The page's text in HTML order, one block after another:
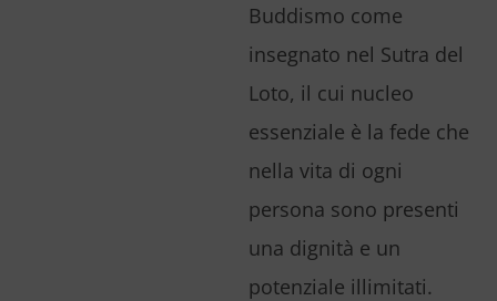
Buddismo come
insegnato nel Sutra del
Loto, il cui nucleo
essenziale è la fede che
nella vita di ogni
persona sono presenti
una dignità e un
potenziale illimitati.